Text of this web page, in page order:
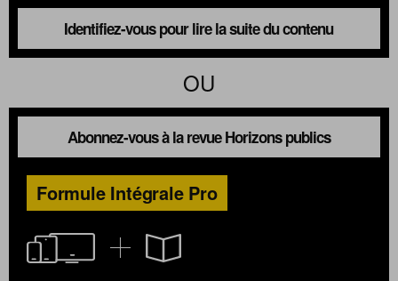
Identifiez-vous pour lire la suite du contenu
OU
Abonnez-vous à la revue Horizons publics
Formule Intégrale Pro